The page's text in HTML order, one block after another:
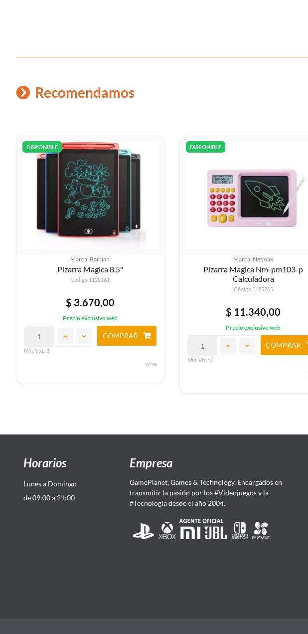
Recomendamos
DISPONIBLE
Marca: Baibian
Pizarra Magica 8.5"
Código 1122181
$ 3.670,00
Precio exclusivo web
Min. Vta.: 1
COMPRAR
c/iva
DISPONIBLE
Marca: Netmak
Pizarra Magica Nm-pm103-p
Calculadora
Código 1125755
$ 11.340,00
Precio exclusivo web
Min. Vta.: 1
COMPRAR
Horarios
Lunes a Domingo
de 09:00 a 21:00
Empresa
GamePlanet, Games & Technology. Encargados en
transmitir la pasión por los #Videojuegos y la
#Tecnología desde el año 2004.